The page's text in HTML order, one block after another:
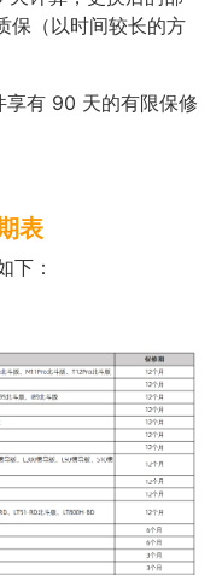
保（以时间较长的方
享有 90 天的有限保修
表
下：